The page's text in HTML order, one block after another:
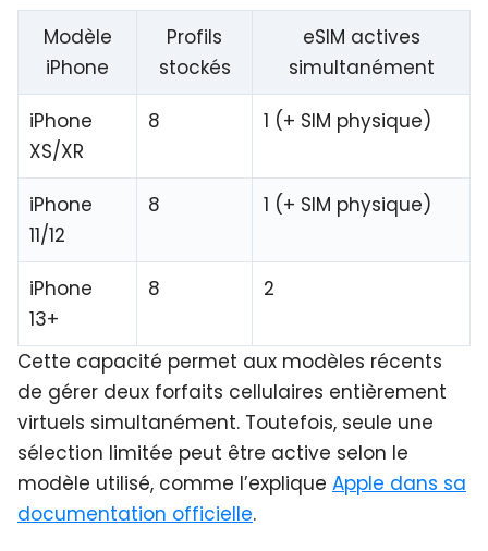
Modèle
iPhone
Profils
stockés
eSIM actives
simultanément
iPhone
XS/XR
8 1 (+ SIM physique)
iPhone
11/12
8 1 (+ SIM physique)
iPhone
13+
8 2
Cette capacité permet aux modèles récents
de gérer deux forfaits cellulaires entièrement
virtuels simultanément. Toutefois, seule une
sélection limitée peut être active selon le
modèle utilisé, comme l’explique Apple dans sa
documentation officielle.